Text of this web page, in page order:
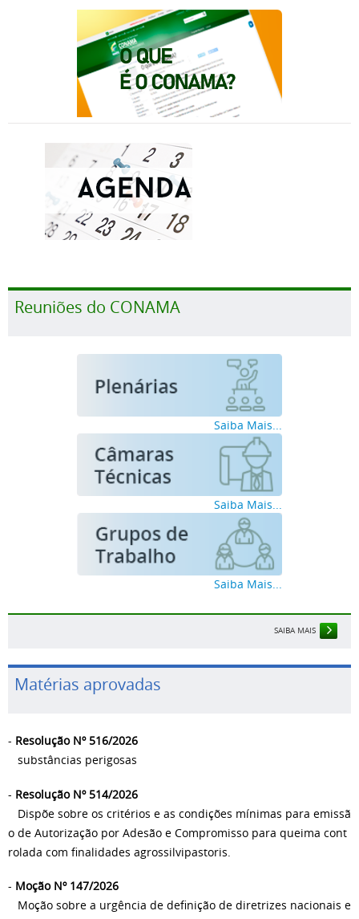
Reuniões do CONAMA
Saiba Mais...
Saiba Mais...
Saiba Mais...
SAIBA MAIS
Matérias aprovadas
- Resolução Nº 516/2026
substâncias perigosas
- Resolução Nº 514/2026
Dispõe sobre os critérios e as condições mínimas para emissã
o de Autorização por Adesão e Compromisso para queima cont
rolada com finalidades agrossilvipastoris.
- Moção Nº 147/2026
Moção sobre a urgência de definição de diretrizes nacionais e